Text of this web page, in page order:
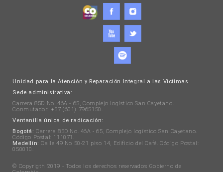
Unidad para la Atención y Reparación Integral a las Víctimas
Sede administrativa:
Carrera 85D No. 46A - 65, Complejo logístico San Cayetano.
Conmutador: +57 (601) 7965150.
Ventanilla única de radicación:
Bogotá: Carrera 85D No. 46A - 65, Complejo logístico San Cayetano.
Código Postal: 111071.
Medellín: Calle 49 No 50-21 piso 14, Edificio del Café. Código Postal:
050010.
© Copyrigth 2019 - Todos los derechos reservados Gobierno de